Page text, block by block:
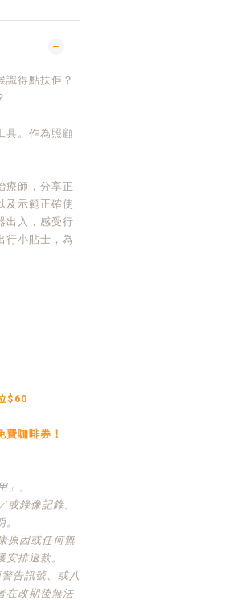
識得點扶佢？
具。作為照顧
療師，分享正
及示範正確使
出入，感受行
行小貼士，為
$60
咖啡券！
」。
錄像記錄。
原因或任何無
排退款。
告訊號、或八
在改期後無法